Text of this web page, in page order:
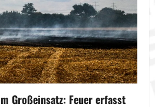
Großeinsatz: Feuer erfasst